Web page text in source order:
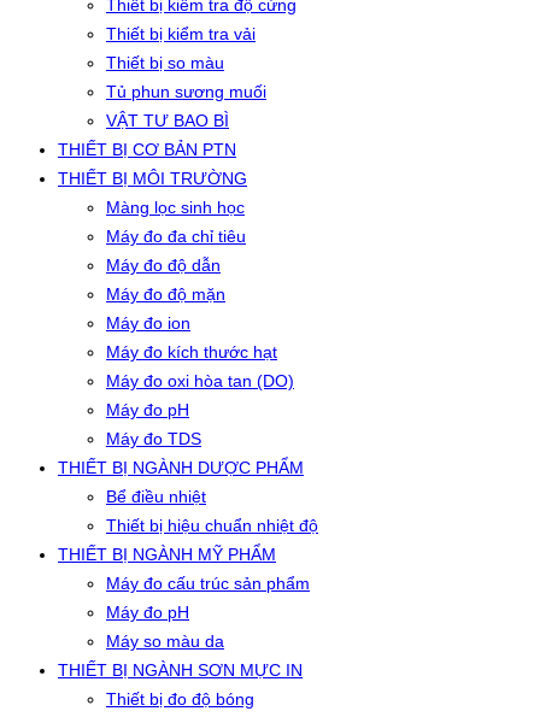
Thiết bị kiểm tra độ cứng
Thiết bị kiểm tra vải
Thiết bị so màu
Tủ phun sương muối
VẬT TƯ BAO BÌ
THIẾT BỊ CƠ BẢN PTN
THIẾT BỊ MÔI TRƯỜNG
Màng lọc sinh học
Máy đo đa chỉ tiêu
Máy đo độ dẫn
Máy đo độ mặn
Máy đo ion
Máy đo kích thước hạt
Máy đo oxi hòa tan (DO)
Máy đo pH
Máy đo TDS
THIẾT BỊ NGÀNH DƯỢC PHẨM
Bể điều nhiệt
Thiết bị hiệu chuẩn nhiệt độ
THIẾT BỊ NGÀNH MỸ PHẨM
Máy đo cấu trúc sản phẩm
Máy đo pH
Máy so màu da
THIẾT BỊ NGÀNH SƠN MỰC IN
Thiết bị đo độ bóng